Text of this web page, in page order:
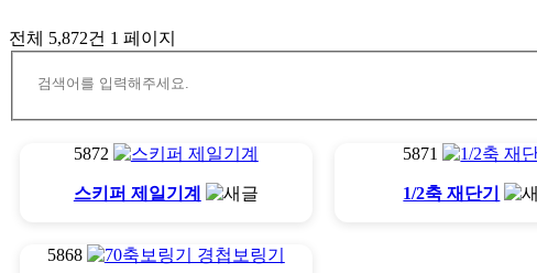
전체 5,872건 1 페이지
5872
스키퍼 제일기계
5871
1/2축 재단기
5868